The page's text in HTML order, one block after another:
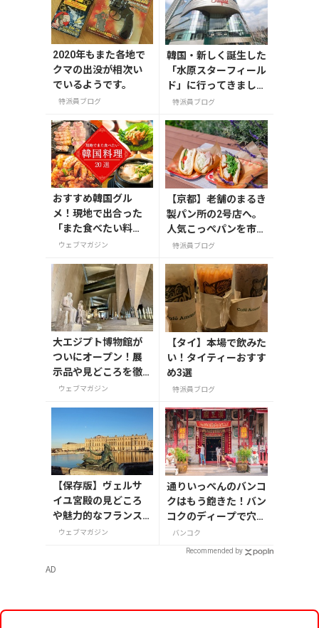
2020年もまた各地で
クマの出没が相次い
でいるようです。
特派員ブログ
韓国・新しく誕生した
「水原スターフィール
ド」に行ってきまし
た！
特派員ブログ
おすすめ韓国グル
メ！現地で出合った
「また食べたい料
理」20選
ウェブマガジン
【京都】老舗のまるき
製パン所の2号店へ。
人気こっぺパンを市役
所で味わう
特派員ブログ
大エジプト博物館が
ついにオープン！展
示品や見どころを徹
底解説【今旅2026】
ウェブマガジン
【タイ】本場で飲みた
い！タイティーおすす
め3選
特派員ブログ
【保存版】ヴェルサ
イユ宮殿の見どころ
や魅力的なフランス
の宮殿/庭園にせまる
ウェブマガジン
通りいっぺんのバンコ
クはもう飽きた！バン
コクのディープで穴場
のおすすめスポットは
ここだ！
バンコク
Recommended by
AD